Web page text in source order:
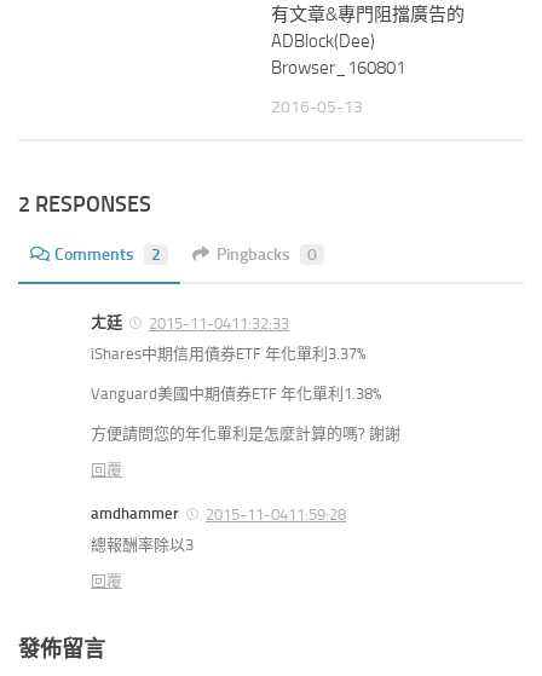
有文章&專門阻擋廣告的
ADBlock(Dee)
Browser_160801
2016-05-13
2 RESPONSES
Comments 2 Pingbacks 0
ㄤ廷
2015-11-0411:32:33
iShares中期信用債券ETF 年化單利3.37%
Vanguard美國中期債券ETF 年化單利1.38%
方便請問您的年化單利是怎麼計算的嗎? 謝謝
回覆
amdhammer
2015-11-0411:59:28
總報酬率除以3
回覆
發佈留言